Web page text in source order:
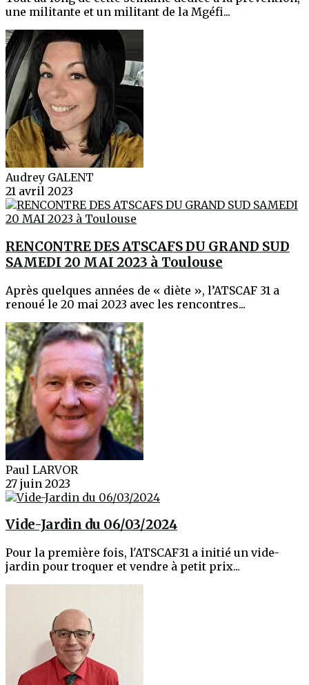
une militante et un militant de la Mgéfi...
Audrey GALENT
21 avril 2023
RENCONTRE DES ATSCAFS DU GRAND SUD
SAMEDI 20 MAI 2023 à Toulouse
Après quelques années de « diète », l’ATSCAF 31 a
renoué le 20 mai 2023 avec les rencontres...
Paul LARVOR
27 juin 2023
Vide-Jardin du 06/03/2024
Pour la première fois, l'ATSCAF31 a initié un vide-
jardin pour troquer et vendre à petit prix...